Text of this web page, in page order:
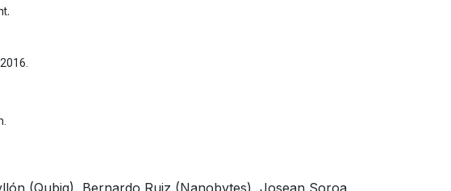
(Qubiq), Bernardo Ruiz (Nanobytes), Josean Soroa